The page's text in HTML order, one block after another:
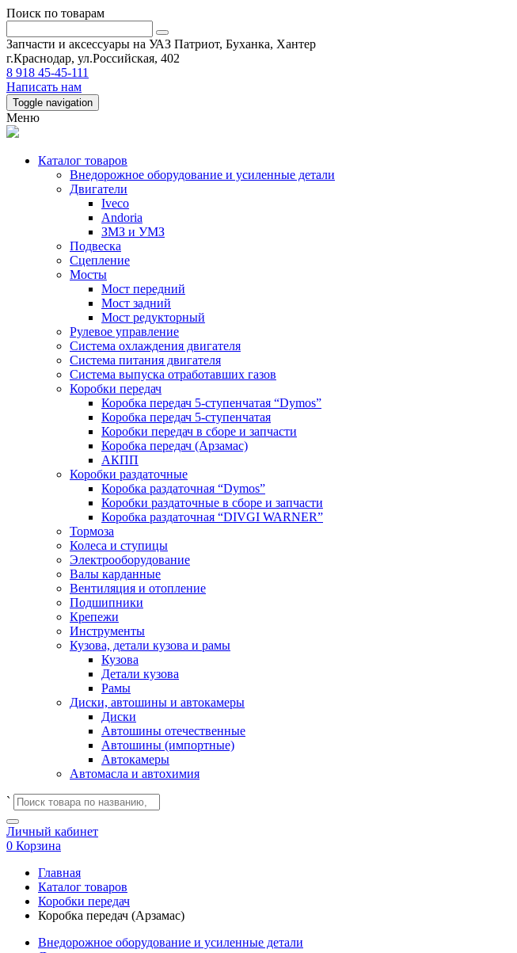
Поиск по товарам
Запчасти и аксессуары на УАЗ Патриот, Буханка, Хантер
г.Краснодар, ул.Российская, 402
8 918 45-45-111
Написать нам
Toggle navigation
Меню
Каталог товаров
Внедорожное оборудование и усиленные детали
Двигатели
Iveco
Andoria
ЗМЗ и УМЗ
Подвеска
Сцепление
Мосты
Мост передний
Мост задний
Мост редукторный
Рулевое управление
Система охлаждения двигателя
Система питания двигателя
Система выпуска отработавших газов
Коробки передач
Коробка передач 5-ступенчатая “Dymos”
Коробка передач 5-ступенчатая
Коробки передач в сборе и запчасти
Коробка передач (Арзамас)
АКПП
Коробки раздаточные
Коробка раздаточная “Dymos”
Коробки раздаточные в сборе и запчасти
Коробка раздаточная “DIVGI WARNER”
Тормоза
Колеса и ступицы
Электрооборудование
Валы карданные
Вентиляция и отопление
Подшипники
Крепежи
Инструменты
Кузова, детали кузова и рамы
Кузова
Детали кузова
Рамы
Диски, автошины и автокамеры
Диски
Автошины отечественные
Автошины (импортные)
Автокамеры
Автомасла и автохимия
`
Личный кабинет
0 Корзина
Главная
Каталог товаров
Коробки передач
Коробка передач (Арзамас)
Внедорожное оборудование и усиленные детали